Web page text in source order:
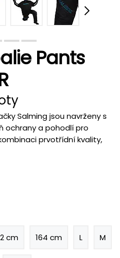
Pants
Salming jsou navrženy s
ochrany a pohodlí pro
prvotřídní kvality,
cm 164 cm L M